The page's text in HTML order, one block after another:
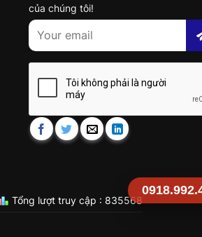
của chúng tôi!
Tổng lượt truy cập : 835568